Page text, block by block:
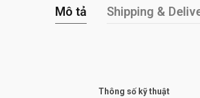
Mô tả Shipping &
Thông số kỹ thuật